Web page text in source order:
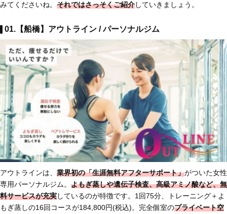
みてくださいね。 それではさっそくご紹介していきましょう。
01.【船橋】アウトライン / パーソナルジム
アウトラインは、 業界初の「生涯無料アフターサポート」がついた女性
専用パーソナルジム。 よもぎ蒸しや遺伝子検査、高級アミノ酸など、無
料サービスが充実しているのが特徴です。1回75分、トレーニング＋よ
もぎ蒸しの16回コースが184,800円(税込)。完全個室のプライベート空